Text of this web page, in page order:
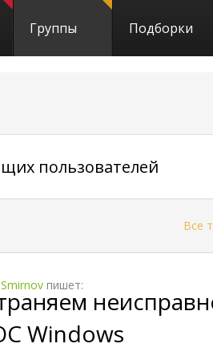
Группы Подборки
пользователей
Все
пишет:
Windows